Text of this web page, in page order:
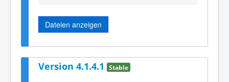
Dateien anzeigen
Version 4.1.4.1 Stable